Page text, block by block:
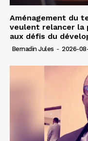
Aménagement du
veulent relancer la
aux défis du
Bernadin Jules - 2026-